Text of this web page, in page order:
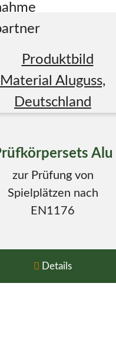
Alu
zur Prüfung von
Spielplätzen nach
EN1176
Details